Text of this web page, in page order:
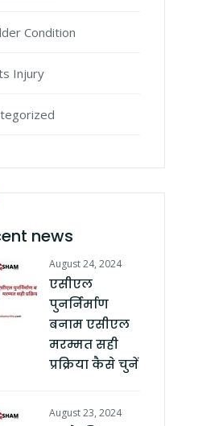
Condition
Injury
news
August 24, 2024
एसीएल
पुनर्निर्माण
बनाम एसीएल
मरम्मत सही
प्रक्रिया कैसे चुनें
August 23, 2024